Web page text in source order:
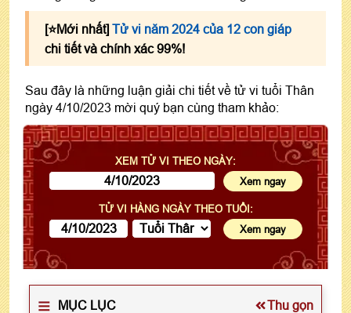
[⭐️Mới nhất] Tử vi năm 2024 của 12 con giáp
chi tiết và chính xác 99%!
Sau đây là những luận giải chi tiết về tử vi tuổi Thân
ngày 4/10/2023 mời quý bạn cùng tham khảo:
XEM TỬ VI THEO NGÀY:
TỬ VI HÀNG NGÀY THEO TUỔI:
MỤC LỤC
Thu gọn